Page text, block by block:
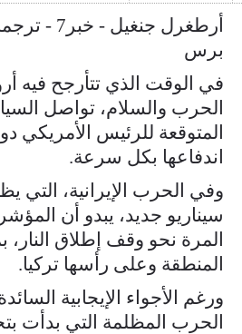
أرطغرل
برس
في الوقت الذي تتأرجح فيه
الحرب والسلام، تواصل
المتوقعة للرئيس الأمريكي
اندفاعها بكل سرعة.
وفي الحرب الإيرانية، التي
سيناريو جديد، يبدو أن
المرة نحو وقف إطلاق
المنطقة وعلى رأسها تركيا.
ورغم الأجواء الإيجابية
الحرب المظلمة التي بدأت